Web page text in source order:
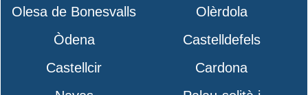
Olesa de Bonesvalls
Olèrdola
Òdena
Castelldefels
Castellcir
Cardona